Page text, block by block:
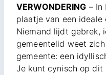
VERWONDERING – In
plaatje van een
Niemand lijdt gebrek,
gemeentelid weet
gemeente: een
Je kunt cynisch op dit